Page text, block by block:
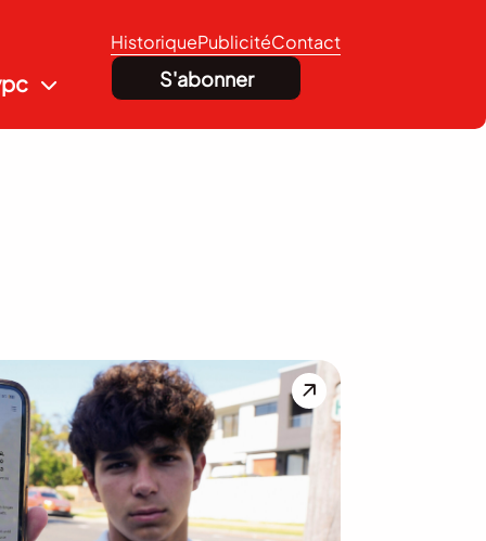
HistoriquePublicitéContact
S'abonner